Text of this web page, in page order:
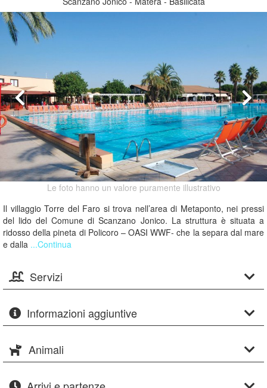
Le foto hanno un valore puramente illustrativo
Il villaggio Torre del Faro si trova nell’area di Metaponto, nei pressi
del lido del Comune di Scanzano Jonico. La struttura è situata a
ridosso della pineta di Policoro – OASI WWF- che la separa dal mare
e dalla ...Continua
Servizi
Informazioni aggiuntive
Animali